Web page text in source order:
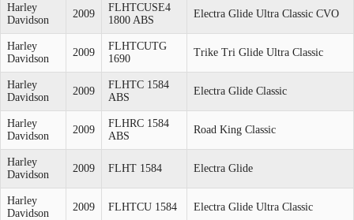
Harley
Davidson
2009
FLHTCUSE4
1800 ABS
Electra Glide Ultra Classic CVO
Harley
Davidson
2009
FLHTCUTG
1690
Trike Tri Glide Ultra Classic
Harley
Davidson
2009
FLHTC 1584
ABS
Electra Glide Classic
Harley
Davidson
2009
FLHRC 1584
ABS
Road King Classic
Harley
Davidson
2009 FLHT 1584 Electra Glide
Harley
Davidson
2009 FLHTCU 1584 Electra Glide Ultra Classic